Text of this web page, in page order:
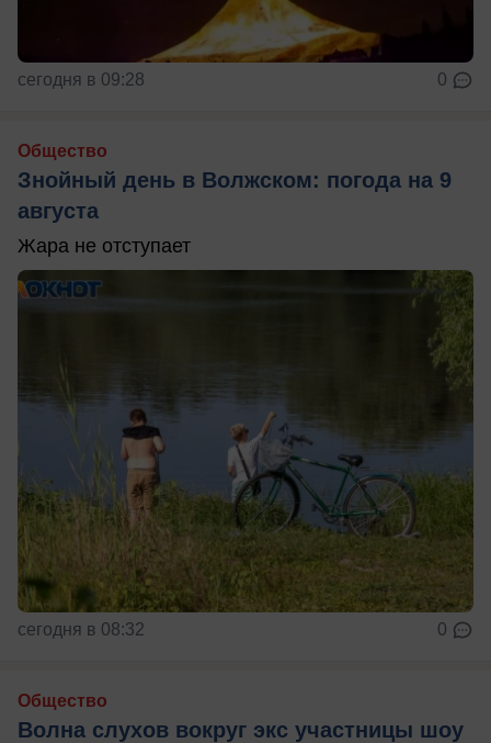
сегодня в 09:28 0
Общество
Знойный день в Волжском: погода на 9
августа
Жара не отступает
сегодня в 08:32 0
Общество
Волна слухов вокруг экс участницы шоу